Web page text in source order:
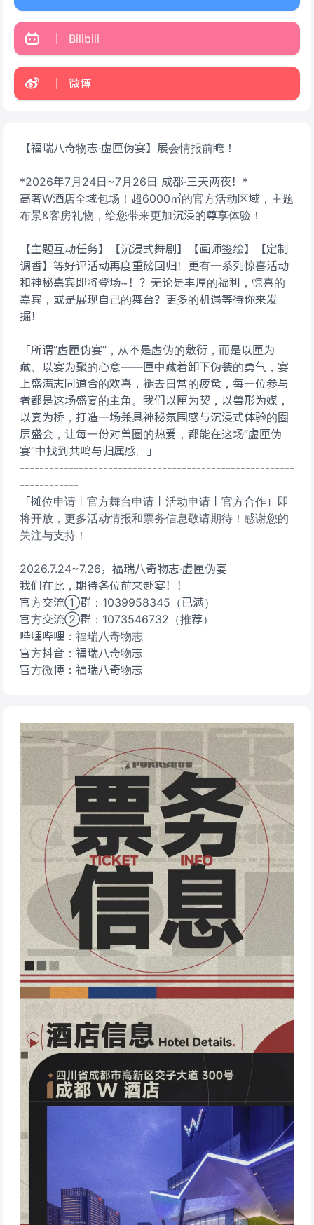
【福瑞八奇物志·虚匣伪宴】展会情报前瞻！
*2026年7月24日~7月26日 成都·三天两夜！*
高奢W酒店全域包场！超6000㎡的官方活动区域，主题
布景&客房礼物，给您带来更加沉浸的尊享体验！
【主题互动任务】【沉浸式舞剧】【画师签绘】【定制
调香】等好评活动再度重磅回归！更有一系列惊喜活动
和神秘嘉宾即将登场~！？无论是丰厚的福利，惊喜的
嘉宾，或是展现自己的舞台？更多的机遇等待你来发
掘！
「所谓“虚匣伪宴”，从不是虚伪的敷衍，而是以匣为
藏、以宴为聚的心意——匣中藏着卸下伪装的勇气，宴
上盛满志同道合的欢喜，褪去日常的疲惫，每一位参与
者都是这场盛宴的主角。我们以匣为契，以兽形为媒，
以宴为桥，打造一场兼具神秘氛围感与沉浸式体验的圈
层盛会，让每一份对兽圈的热爱，都能在这场“虚匣伪
宴”中找到共鸣与归属感。」
--------------------------------------------------------
------------
「摊位申请丨官方舞台申请丨活动申请丨官方合作」即
将开放，更多活动情报和票务信息敬请期待！感谢您的
关注与支持！
2026.7.24~7.26，福瑞八奇物志·虚匣伪宴
我们在此，期待各位前来赴宴！！
官方交流①群：1039958345（已满）
官方交流②群：1073546732（推荐）
哔哩哔哩：福瑞八奇物志
官方抖音：福瑞八奇物志
官方微博：福瑞八奇物志
Bilibili
微博